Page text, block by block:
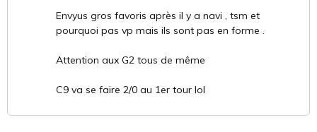
Envyus gros favoris après il y a navi , tsm et
pourquoi pas vp mais ils sont pas en forme .
Attention aux G2 tous de même
C9 va se faire 2/0 au 1er tour lol